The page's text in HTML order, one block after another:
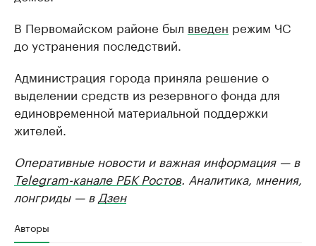
В Первомайском районе был введен режим ЧС
до устранения последствий.
Администрация города приняла решение о
выделении средств из резервного фонда для
единовременной материальной поддержки
жителей.
Оперативные новости и важная информация — в
Telegram-канале РБК Ростов. Аналитика, мнения,
лонгриды — в Дзен
Авторы